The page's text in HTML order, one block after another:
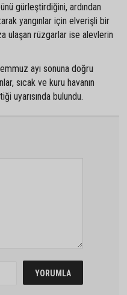
gürleştirdiğini, ardından
yangınlar için elverişli bir
ulaşan rüzgarlar ise alevlerin
ayı sonuna doğru
sıcak ve kuru havanın
uyarısında bulundu.